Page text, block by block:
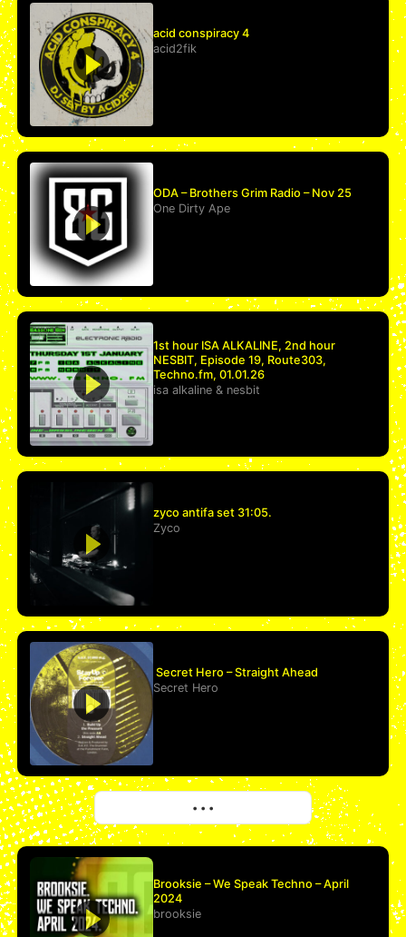
acid conspiracy 4
acid2fik
ODA – Brothers Grim Radio – Nov 25
One Dirty Ape
1st hour ISA ALKALINE, 2nd hour
NESBIT, Episode 19, Route303,
Techno.fm, 01.01.26
isa alkaline & nesbit
zyco antifa set 31:05.
Zyco
Secret Hero – Straight Ahead
Secret Hero
• • •
Brooksie – We Speak Techno – April
2024
brooksie